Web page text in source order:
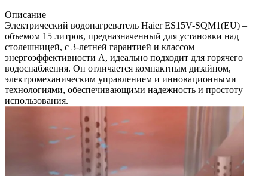
Описание
Электрический водонагреватель Haier ES15V-SQM1(EU) –
объемом 15 литров, предназначенный для установки над
столешницей, с 3-летней гарантией и классом
энергоэффективности A, идеально подходит для горячего
водоснабжения. Он отличается компактным дизайном,
электромеханическим управлением и инновационными
технологиями, обеспечивающими надежность и простоту
использования.